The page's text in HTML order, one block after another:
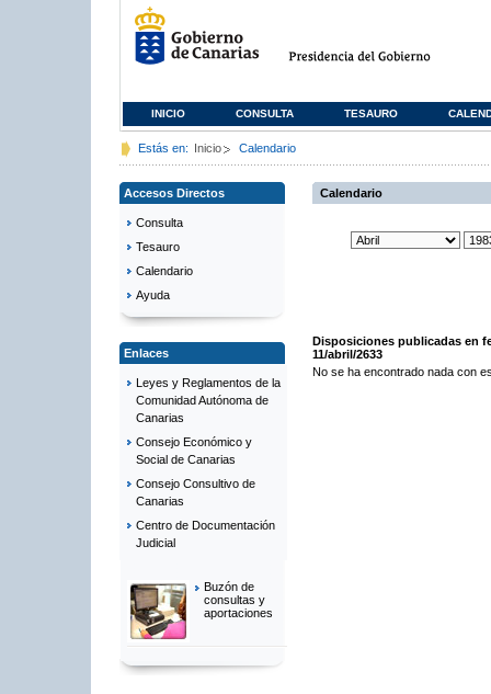
INICIO CONSULTA TESAURO
Estás en: Inicio Calendario
Accesos Directos
Consulta
Tesauro
Calendario
Ayuda
Enlaces
Leyes y Reglamentos de la
Comunidad Autónoma de
Canarias
Consejo Económico y
Social de Canarias
Consejo Consultivo de
Canarias
Centro de Documentación
Judicial
Buzón de
consultas y
aportaciones
Calendario
Disposiciones publicadas en
11/abril/2633
No se ha encontrado nada con